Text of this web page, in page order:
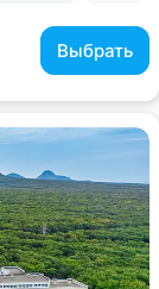
Выбрать